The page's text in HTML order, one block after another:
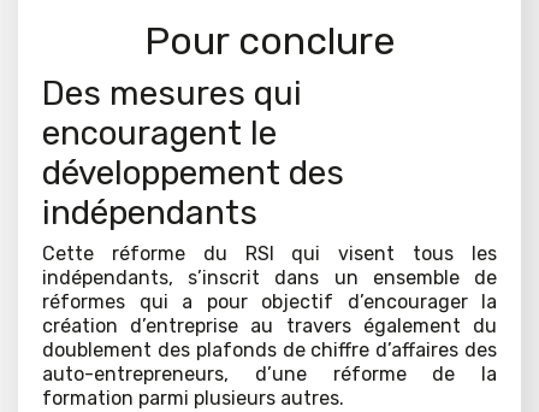
Pour conclure
Des mesures qui
encouragent le
développement des
indépendants
Cette réforme du RSI qui visent tous les
indépendants, s’inscrit dans un ensemble de
réformes qui a pour objectif d’encourager la
création d’entreprise au travers également du
doublement des plafonds de chiffre d’affaires des
auto-entrepreneurs, d’une réforme de la
formation parmi plusieurs autres.